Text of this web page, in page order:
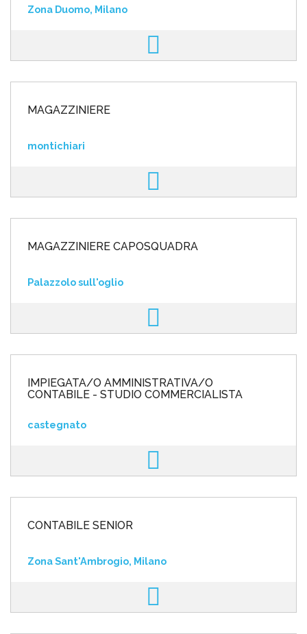
Zona Duomo, Milano
MAGAZZINIERE
montichiari
MAGAZZINIERE CAPOSQUADRA
Palazzolo sull'oglio
IMPIEGATA/O AMMINISTRATIVA/O
CONTABILE - STUDIO COMMERCIALISTA
castegnato
CONTABILE SENIOR
Zona Sant'Ambrogio, Milano